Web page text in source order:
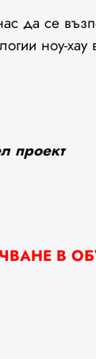
да се
ноу-хау
проект
В